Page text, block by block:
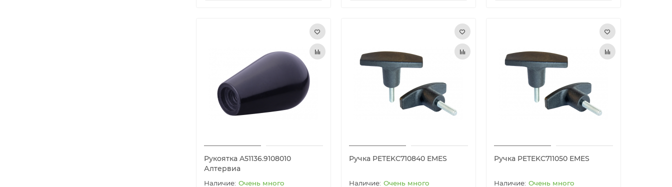
Рукоятка A51136.9108010
Алтервиа
Очень много
Ручка PETEKC710840 EMES
Очень много
Ручка PETEKC711050 EMES
Очень много